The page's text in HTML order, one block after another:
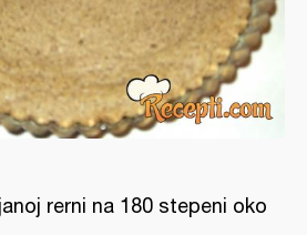
rerni na 180 stepeni oko